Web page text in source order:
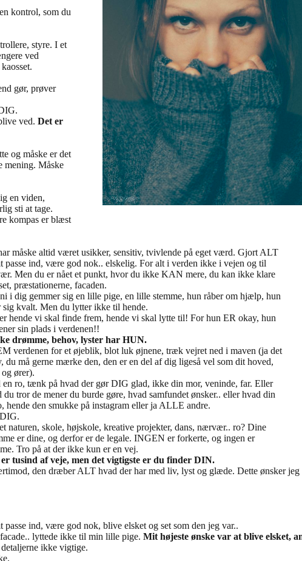
kontrol, som du
styre. I et
ved
gør, prøver
ved.Det er
og måske er det
mening. Måske
en viden,
sti at tage.
kompas er blæst
måske altid været usikker, sensitiv, tvivlende på eget værd. Gjort ALT
passe ind, være god nok.. elskelig. For alt i verden ikke i vejen og til
Men du er nået et punkt, hvor du ikke KAN mere, du kan ikke klare
præstationerne, facaden.
i dig gemmer sig en lille pige, en lille stemme, hun råber om hjælp, hun
sig kvalt. Men du lytter ikke til hende.
hende vi skal finde frem, hende vi skal lytte til! For hun ER okay, hun
sin plads i verdenen!!
drømme, behov, lyster har HUN.
verdenen for et øjeblik, blot luk øjnene, træk vejret ned i maven (ja det
du må gerne mærke den, den er en del af dig ligeså vel som dit hoved,
ører).
en ro, tænk på hvad der gør DIG glad, ikke din mor, veninde, far. Eller
du tror de mener du burde gøre, hvad samfundet ønsker.. eller hvad din
hende den smukke på instagram eller ja ALLE andre.
naturen, skole, højskole, kreative projekter, dans, nærvær.. ro? Dine
er dine, og derfor er de legale. INGEN er forkerte, og ingen er
Tro på at der ikke kun er en vej.
tusind af veje, men det vigtigste er du finder DIN.
den dræber ALT hvad der har med liv, lyst og glæde. Dette ønsker
ind, være god nok, blive elsket og set som den jeg var..
lyttede ikke til min lille pige. Mit højeste ønske var at blive elsket,
ikke vigtige.